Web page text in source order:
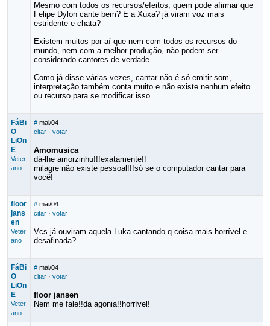
Mesmo com todos os recursos/efeitos, quem pode afirmar que
Felipe Dylon cante bem? E a Xuxa? já viram voz mais
estridente e chata?
Existem muitos por aí que nem com todos os recursos do
mundo, nem com a melhor produção, não podem ser
considerado cantores de verdade.
Como já disse várias vezes, cantar não é só emitir som,
interpretação também conta muito e não existe nenhum efeito
ou recurso para se modificar isso.
FáBi
O
LiOn
E
Veter
ano
# mai/04
citar· votar
Amomusica
dá-lhe amorzinhu!!!exatamente!!
milagre não existe pessoal!!!só se o computador cantar para
você!
floor
jans
en
Veter
ano
# mai/04
citar· votar
Vcs já ouviram aquela Luka cantando q coisa mais horrível e
desafinada?
FáBi
O
LiOn
E
Veter
ano
# mai/04
citar· votar
floor jansen
Nem me fale!!da agonia!!horrível!